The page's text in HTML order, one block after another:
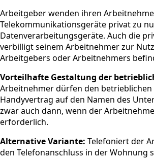
Arbeitgeber wenden ihren
Telekommunikationsgeräte privat zu
Datenverarbeitungsgeräte. Auch die
verbilligt seinem Arbeitnehmer zur
Arbeitgebers oder Arbeitnehmers
Vorteilhafte Gestaltung der
Arbeitnehmer dürfen den betrieblichen
Handyvertrag auf den Namen des
zwar auch dann, wenn der
erforderlich.
Alternative Variante: Telefoniert der
den Telefonanschluss in der Wohnung